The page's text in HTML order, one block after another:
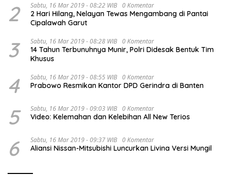
2 Sabtu, 16 Mar 2019 - 08:22 WIB 0 Komentar
2 Hari Hilang, Nelayan Tewas Mengambang di Pantai
Cipalawah Garut
3 Sabtu, 16 Mar 2019 - 08:28 WIB 0 Komentar
14 Tahun Terbunuhnya Munir, Polri Didesak Bentuk Tim
Khusus
4 Sabtu, 16 Mar 2019 - 08:55 WIB 0 Komentar
Prabowo Resmikan Kantor DPD Gerindra di Banten
5 Sabtu, 16 Mar 2019 - 09:03 WIB 0 Komentar
Video: Kelemahan dan Kelebihan All New Terios
6 Sabtu, 16 Mar 2019 - 09:37 WIB 0 Komentar
Aliansi Nissan-Mitsubishi Luncurkan Livina Versi Mungil